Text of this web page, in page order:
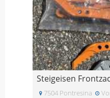
Steigeisen
7504 Pontresina